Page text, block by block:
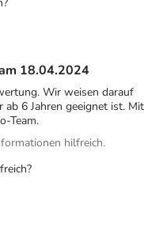
verschlimmern
haben, ist ärztlicher
Lactose.
oder sind Sie
oder einen
allergisch,
nicht verwenden.
18.04.2024
Wir weisen darauf
ab 6 Jahren geeignet ist. Mit
Team.
hilfreich.